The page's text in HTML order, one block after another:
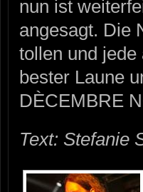
nun ist
angesagt. Die
tollen und
bester Laune
DÈCEMBRE
Text: Stefanie